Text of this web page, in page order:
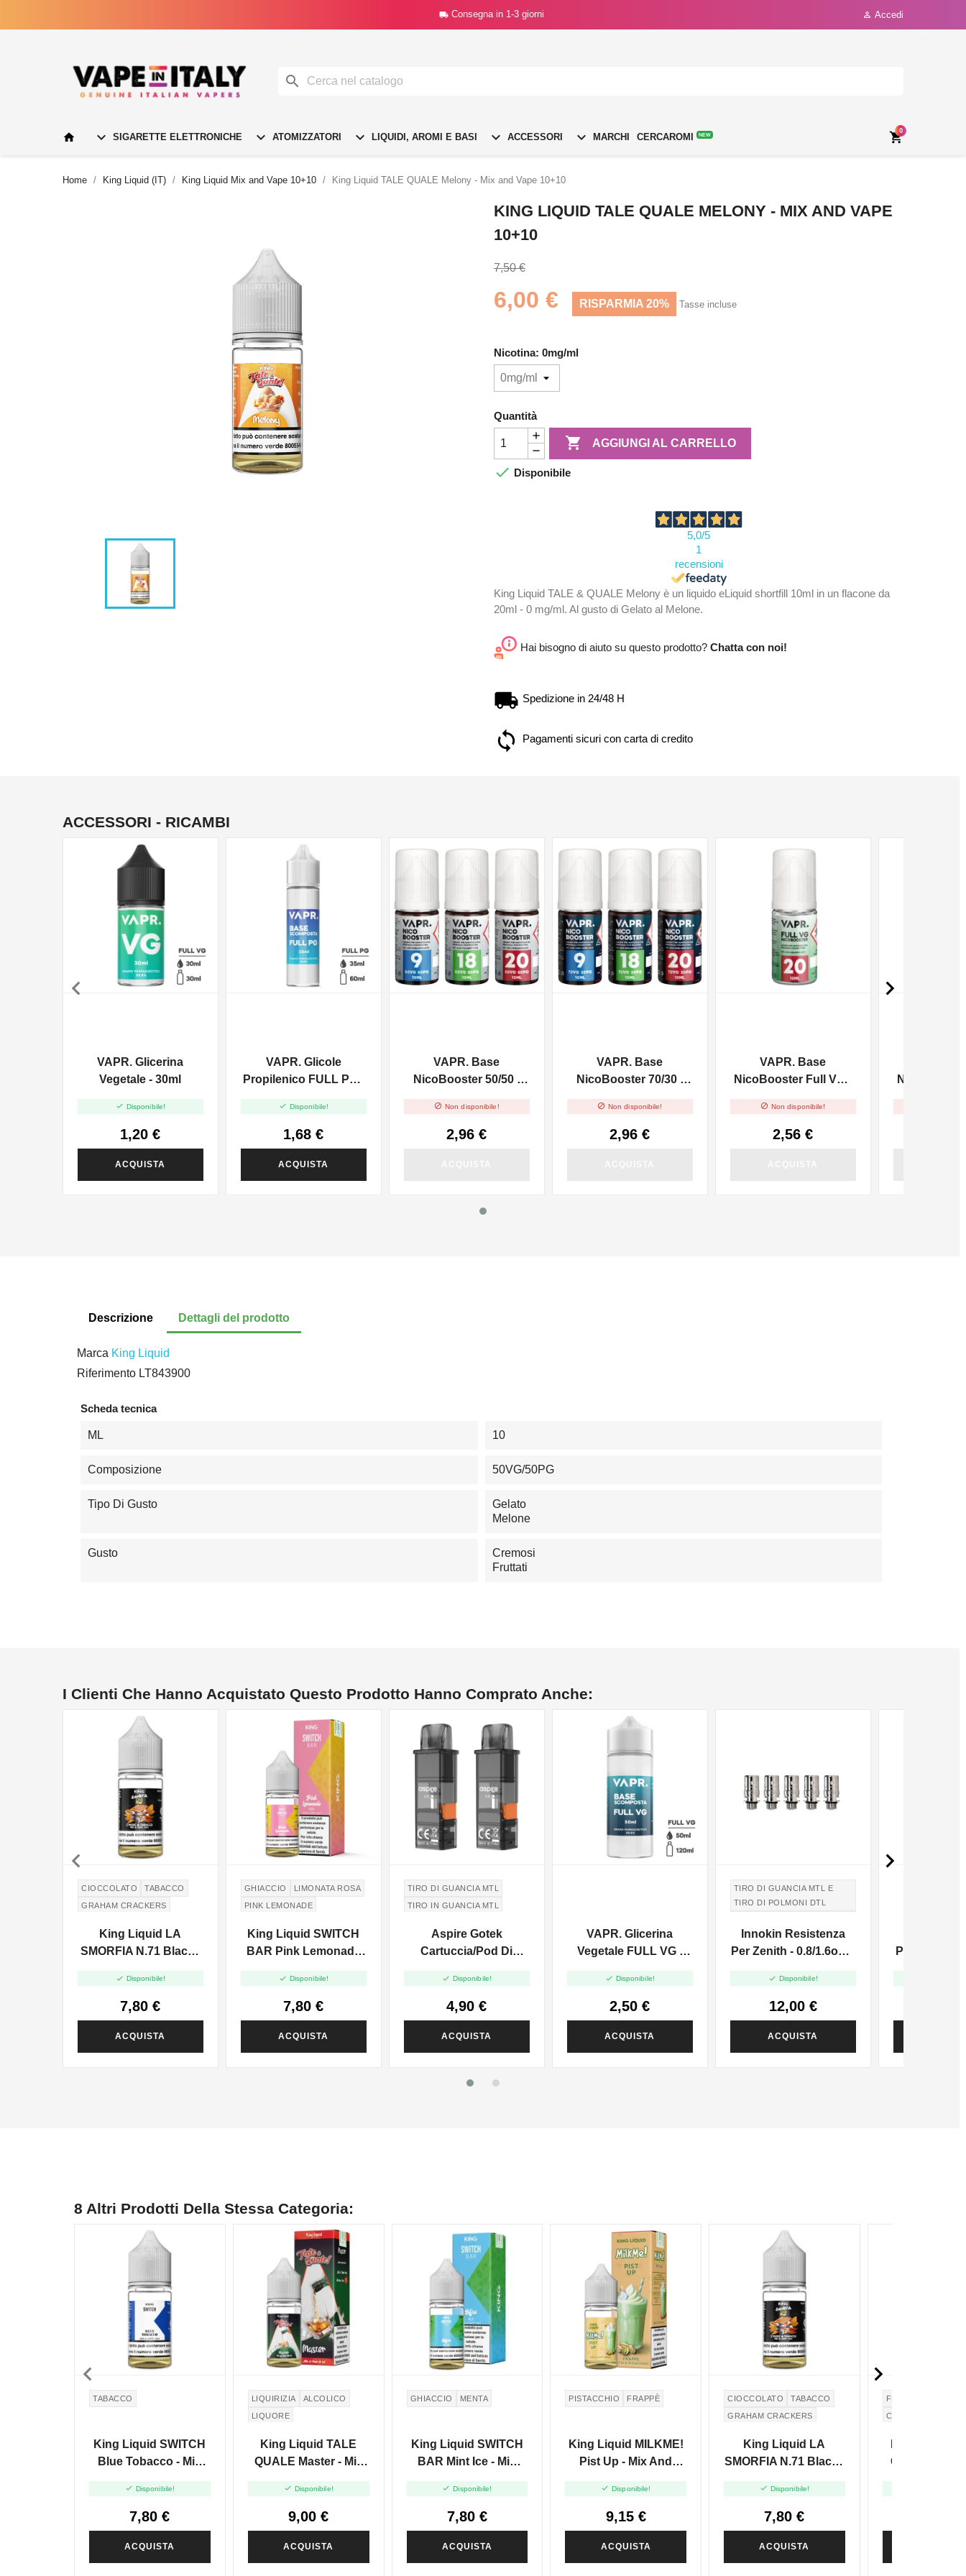
 Consegna in 1-3 giorni  Accedi

  SIGARETTE ELETTRONICHE  ATOMIZZATORI  LIQUIDI, AROMI E BASI  ACCESSORI  MARCHI CERCAROMI NEW 
0
Home King Liquid (IT) King Liquid Mix and Vape 10+10 King Liquid TALE QUALE Melony - Mix and Vape 10+10
KING LIQUID TALE QUALE MELONY - MIX AND VAPE
10+10
7,50 €
6,00 € RISPARMIA 20% Tasse incluse
Nicotina: 0mg/ml
Quantità
 AGGIUNGI AL CARRELLO
 Disponibile
5,0/5
1
recensioni
King Liquid TALE & QUALE Melony è un liquido eLiquid shortfill 10ml in un flacone da
20ml - 0 mg/ml. Al gusto di Gelato al Melone.
Hai bisogno di aiuto su questo prodotto? Chatta con noi!
Spedizione in 24/48 H
Pagamenti sicuri con carta di credito
ACCESSORI - RICAMBI
VAPR. Glicerina
Vegetale - 30ml
 Disponibile!
1,20 €
ACQUISTA
VAPR. Glicole
Propilenico FULL PG -
 Disponibile!
1,68 €
ACQUISTA
VAPR. Base
NicoBooster 50/50 -
 Non disponibile!
2,96 €
VAPR. Base
NicoBooster 70/30 -
 Non disponibile!
2,96 €
VAPR. Base
NicoBooster Full VG -
 Non disponibile!
2,56 €
 
Descrizione Dettagli del prodotto
Marca King Liquid
Riferimento LT843900
Scheda tecnica
ML 10
Composizione 50VG/50PG
Tipo Di Gusto
Gelato
Melone
Gusto
Cremosi
Fruttati
I Clienti Che Hanno Acquistato Questo Prodotto Hanno Comprato Anche:
CIOCCOLATO
TABACCO
GRAHAM CRACKERS
King Liquid LA
SMORFIA N.71 Black -
 Disponibile!
7,80 €
ACQUISTA
GHIACCIO
LIMONATA ROSA
PINK LEMONADE
King Liquid SWITCH
BAR Pink Lemonade
10+10
 Disponibile!
7,80 €
ACQUISTA
TIRO DI GUANCIA MTL
TIRO IN GUANCIA MTL
Aspire Gotek
Cartuccia/pod Di
4.5ml - 2pz
 Disponibile!
4,90 €
ACQUISTA
VAPR. Glicerina
Vegetale FULL VG -
 Disponibile!
2,50 €
ACQUISTA
TIRO DI GUANCIA MTL E
TIRO DI POLMONI DTL
TIRO DI POLMONI DTL
Innokin Resistenza
Per Zenith - 0.8/1.6ohm
 Disponibile!
12,00 €
ACQUISTA
Propilenico
 
8 Altri Prodotti Della Stessa Categoria:
TABACCO
King Liquid SWITCH
Blue Tobacco - Mix
 Disponibile!
7,80 €
ACQUISTA
LIQUIRIZIA
ALCOLICO
LIQUORE
King Liquid TALE
QUALE Master - Mix
 Disponibile!
9,00 €
ACQUISTA
GHIACCIO MENTA
King Liquid SWITCH
BAR Mint Ice - Mix
 Disponibile!
7,80 €
ACQUISTA
PISTACCHIO FRAPPÈ
King Liquid MILKME!
Pist Up - Mix And
 Disponibile!
9,15 €
ACQUISTA
CIOCCOLATO
TABACCO
GRAHAM CRACKERS
King Liquid LA
SMORFIA N.71 Black -
 Disponibile!
7,80 €
ACQUISTA
FRAGOLA
CREMA
Cream
 